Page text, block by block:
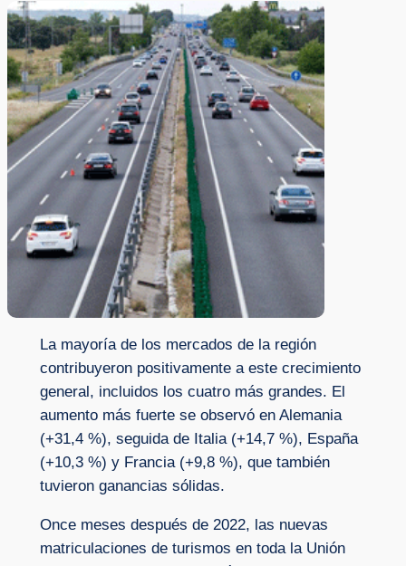
La mayoría de los mercados de la región
contribuyeron positivamente a este crecimiento
general, incluidos los cuatro más grandes. El
aumento más fuerte se observó en Alemania
(+31,4 %), seguida de Italia (+14,7 %), España
(+10,3 %) y Francia (+9,8 %), que también
tuvieron ganancias sólidas.
Once meses después de 2022, las nuevas
matriculaciones de turismos en toda la Unión